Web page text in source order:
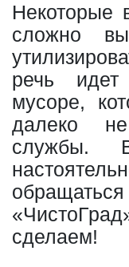
Некоторые
сложно
речь идет
мусоре,
далеко
службы.
сделаем!